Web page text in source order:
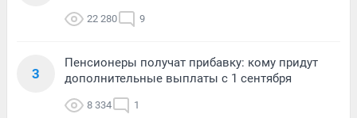
22 280 9
3
Пенсионеры получат прибавку: кому придут
дополнительные выплаты с 1 сентября
8 334 1